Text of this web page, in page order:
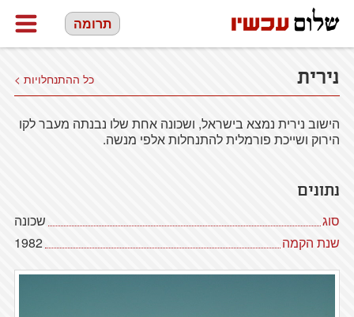
תרומה
נירית כל ההתנחלויות >
הישוב נירית נמצא בישראל, ושכונה אחת שלו נבנתה מעבר לקו
הירוק ושייכת פורמלית להתנחלות אלפי מנשה.
נתונים
סוג
שכונה
שנת הקמה
1982